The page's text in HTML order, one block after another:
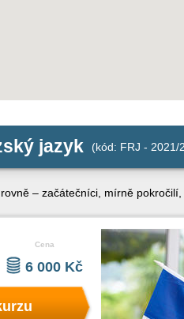
jazyk (kód: FRJ - 2021/
– začátečníci, mírně
Cena
6 000 Kč